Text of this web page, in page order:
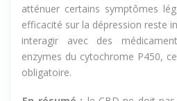
Le CBD peut être envisagé
atténuer certains symptômes
efficacité sur la dépression reste
interagir avec des
enzymes du cytochrome P450,